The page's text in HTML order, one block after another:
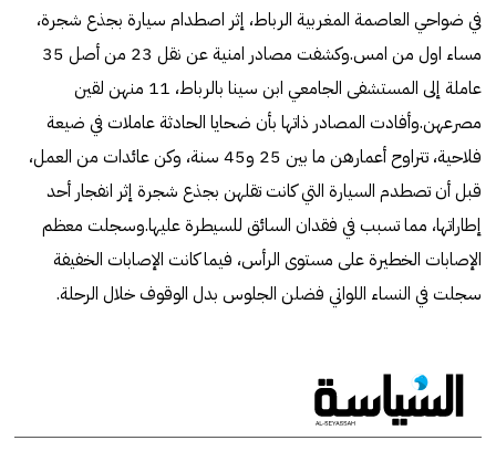
في ضواحي العاصمة المغربية الرباط، إثر اصطدام سيارة بجذع شجرة،
مساء اول من امس.وكشفت مصادر امنية عن نقل 23 من أصل 35
عاملة إلى المستشفى الجامعي ابن سينا بالرباط، 11 منهن لقين
مصرعهن.وأفادت المصادر ذاتها بأن ضحايا الحادثة عاملات في ضيعة
فلاحية، تتراوح أعمارهن ما بين 25 و45 سنة، وكن عائدات من العمل،
قبل أن تصطدم السيارة التي كانت تقلهن بجذع شجرة إثر انفجار أحد
إطاراتها، مما تسبب في فقدان السائق للسيطرة عليها.وسجلت معظم
الإصابات الخطيرة على مستوى الرأس، فيما كانت الإصابات الخفيفة
سجلت في النساء اللواتي فضلن الجلوس بدل الوقوف خلال الرحلة.